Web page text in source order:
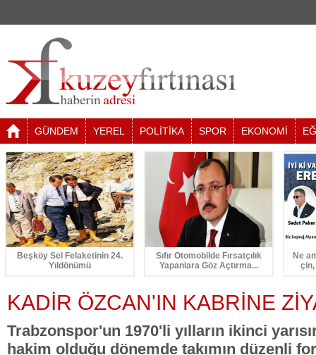
GÜNDEM YEREL POLİTİKA SPOR EKONOMİ
Beşköy Sel Felaketinin 24.
Yıldönümü
Sıfır Otomobilde Fırsatçılık
Yapanlara Göz Açtırma...
Ne
KADİR ÖZCAN'IN KABRİNE
Trabzonspor'un 1970'li yılların ikinci
hakim olduğu dönemde takımın düzenli